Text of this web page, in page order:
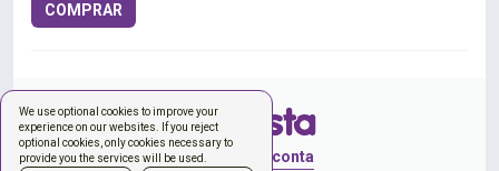
We use optional cookies to improve your
experience on our websites. If you reject
optional cookies, only cookies necessary to
provide you the services will be used.
COMPRAR
Entrar
Criar conta